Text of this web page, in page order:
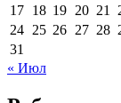
17 18 19 20 21
24 25 26 27 28
31
« Июл